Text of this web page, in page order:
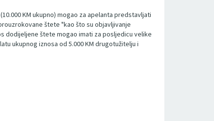
KM ukupno) mogao za apelanta predstavljati
štete "kao što su objavljivanje
dodijeljene štete mogao imati za posljedicu velike
ukupnog iznosa od 5.000 KM drugotužitelju i